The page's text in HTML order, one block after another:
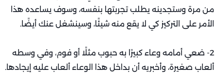
من مرة وستجدينه يطلب تجربتها بنفسه، وسوف يساعده هذا
الأمر على التركيز كي لا يقع منه شيئًا، وسينشغل عنك أيضًا.
2- ضعي أمامه وعاء كبيرًا به حبوب مثلًا أو فوم، وفي وسطه
ألعاب صغيرة، وأخبريه أن بداخل هذا الوعاء ألعاب عليه إيجادها.